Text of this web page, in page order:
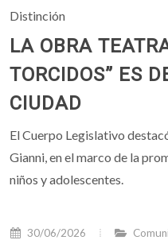
Distinción
LA OBRA
TORCIDOS” ES
CIUDAD
El Cuerpo Legislativo
Gianni, en el marco de la
niños y adolescentes.
30/06/2026